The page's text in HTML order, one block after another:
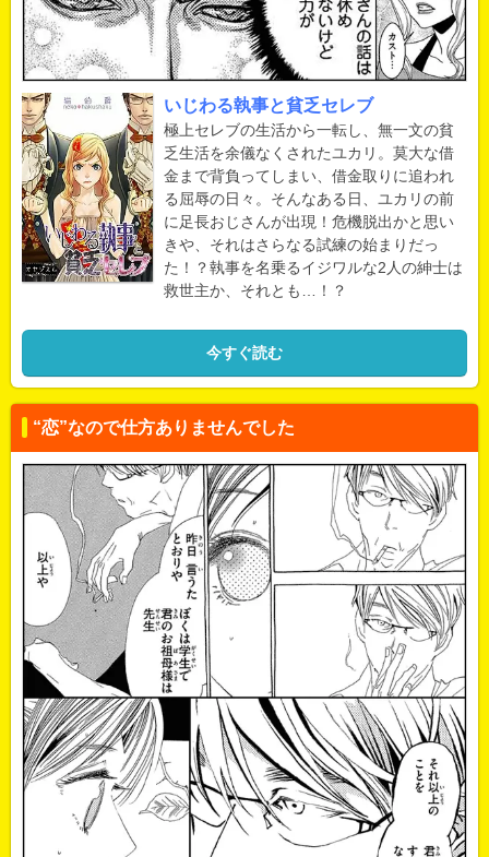
いじわる執事と貧乏セレブ
極上セレブの生活から一転し、無一文の貧
乏生活を余儀なくされたユカリ。莫大な借
金まで背負ってしまい、借金取りに追われ
る屈辱の日々。そんなある日、ユカリの前
に足長おじさんが出現！危機脱出かと思い
きや、それはさらなる試練の始まりだっ
た！？執事を名乗るイジワルな2人の紳士は
救世主か、それとも…！？
今すぐ読む
“恋”なので仕方ありませんでした